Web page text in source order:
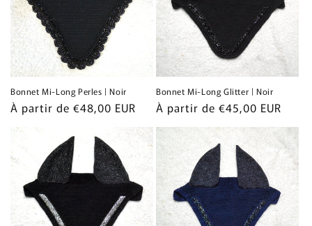
Bonnet Mi-Long Perles | Noir
Prix
habituel
À partir de €48,00 EUR
Bonnet Mi-Long Glitter | Noir
Prix
habituel
À partir de €45,00 EUR